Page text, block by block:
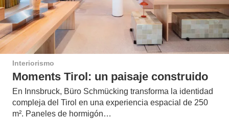
Interiorismo
Moments Tirol: un paisaje construido
En Innsbruck, Büro Schmücking transforma la identidad
compleja del Tirol en una experiencia espacial de 250
m². Paneles de hormigón…